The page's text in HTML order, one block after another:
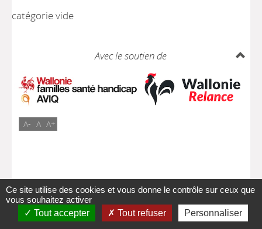
catégorie vide
Avec le soutien de
A- A A+
Ce site utilise des cookies et vous donne le contrôle sur ceux que
vous souhaitez activer
Tout accepter
Tout refuser Personnaliser